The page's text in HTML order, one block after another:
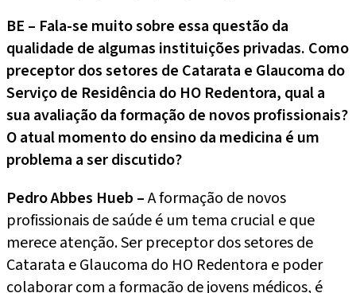
BE – Fala-se muito sobre essa questão da
qualidade de algumas instituições privadas. Como
preceptor dos setores de Catarata e Glaucoma do
Serviço de Residência do HO Redentora, qual a
sua avaliação da formação de novos profissionais?
O atual momento do ensino da medicina é um
problema a ser discutido?
Pedro Abbes Hueb –A formação de novos
profissionais de saúde é um tema crucial e que
merece atenção. Ser preceptor dos setores de
Catarata e Glaucoma do HO Redentora e poder
colaborar com a formação de jovens médicos, é